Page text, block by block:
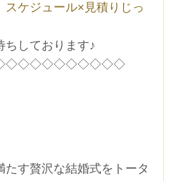
スケジュール×見積りじっ
ちしております♪
たす贅沢な結婚式をトータ